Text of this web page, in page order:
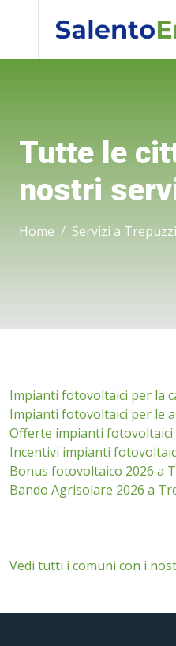
Tutte le
nostri
Home Servizi a Trepuzzi
Impianti fotovoltaici per la
Impianti fotovoltaici per le
Offerte impianti fotovoltaici
Incentivi impianti
Bonus fotovoltaico 2026 a
Bando Agrisolare 2026 a
Vedi tutti i comuni con i